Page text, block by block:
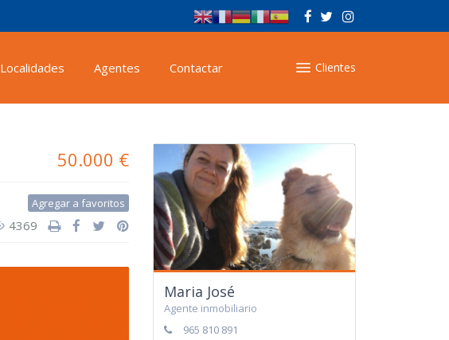
Clientes
Localidades Agentes Contactar
50.000 €
Agregar a favoritos
4369
Maria José
Agente inmobiliario
965 810 891